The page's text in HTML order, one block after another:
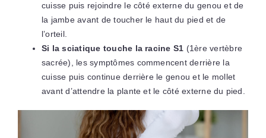
cuisse puis rejoindre le côté externe du genou et de
la jambe avant de toucher le haut du pied et de
l’orteil.
Si la sciatique touche la racine S1 (1ère vertèbre
sacrée), les symptômes commencent derrière la
cuisse puis continue derrière le genou et le mollet
avant d’attendre la plante et le côté externe du pied.